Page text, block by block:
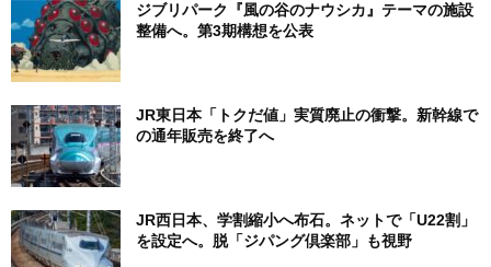
ジブリパーク『風の谷のナウシカ』テーマの施設
整備へ。第3期構想を公表
JR東日本「トクだ値」実質廃止の衝撃。新幹線で
の通年販売を終了へ
JR西日本、学割縮小へ布石。ネットで「U22割」
を設定へ。脱「ジパング倶楽部」も視野